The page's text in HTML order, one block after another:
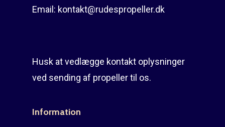
Email: kontakt@rudespropeller.dk
Husk at vedlægge kontakt oplysninger
ved sending af propeller til os.
Information
Montering af propel
Mercury guide
Er min propel højre
Kontakt
Rudes Propeller